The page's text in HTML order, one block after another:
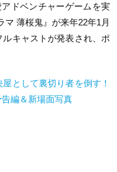
ドベンチャーゲームを実
薄桜鬼』が来年22年1月
キャストが発表され、ポ
として裏切り者を倒す！
告編＆新場面写真